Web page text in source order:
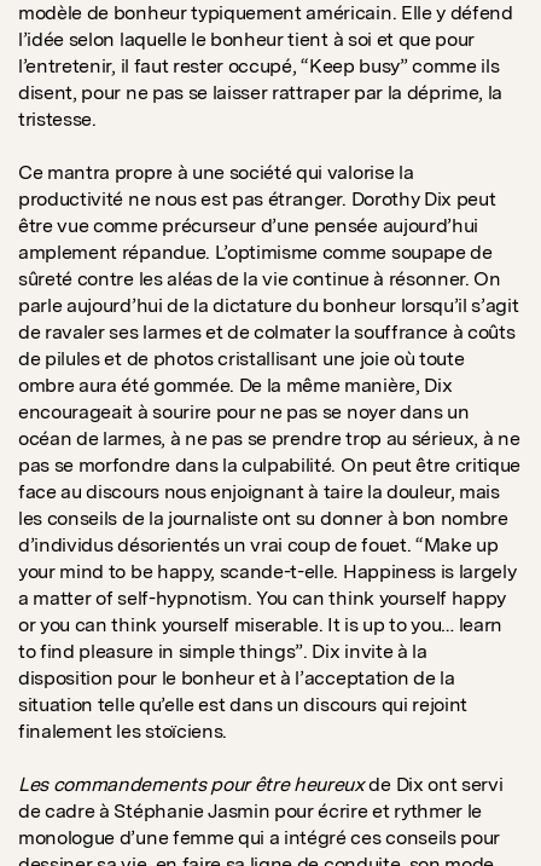
modèle de bonheur typiquement américain. Elle y défend
l’idée selon laquelle le bonheur tient à soi et que pour
l’entretenir, il faut rester occupé, “Keep busy” comme ils
disent, pour ne pas se laisser rattraper par la déprime, la
tristesse.
Ce mantra propre à une société qui valorise la
productivité ne nous est pas étranger. Dorothy Dix peut
être vue comme précurseur d’une pensée aujourd’hui
amplement répandue. L’optimisme comme soupape de
sûreté contre les aléas de la vie continue à résonner. On
parle aujourd’hui de la dictature du bonheur lorsqu’il s’agit
de ravaler ses larmes et de colmater la souffrance à coûts
de pilules et de photos cristallisant une joie où toute
ombre aura été gommée. De la même manière, Dix
encourageait à sourire pour ne pas se noyer dans un
océan de larmes, à ne pas se prendre trop au sérieux, à ne
pas se morfondre dans la culpabilité. On peut être critique
face au discours nous enjoignant à taire la douleur, mais
les conseils de la journaliste ont su donner à bon nombre
d’individus désorientés un vrai coup de fouet. “Make up
your mind to be happy, scande-t-elle. Happiness is largely
a matter of self-hypnotism. You can think yourself happy
or you can think yourself miserable. It is up to you… learn
to find pleasure in simple things”. Dix invite à la
disposition pour le bonheur et à l’acceptation de la
situation telle qu’elle est dans un discours qui rejoint
finalement les stoïciens.
Les commandements pour être heureuxde Dix ont servi
de cadre à Stéphanie Jasmin pour écrire et rythmer le
monologue d’une femme qui a intégré ces conseils pour